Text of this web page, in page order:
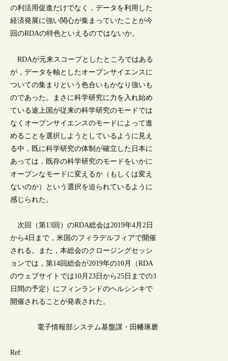
の利活用促進だけでなく，データを利用した
経済発展に強い関心が集まっていたことが今
回のRDAの特色といえるのではないか。
RDAが元来スコープとしたところではある
が，データを軸としたオープンサイエンスに
ついての集まりという色合いもかなり強いも
のであった。まさに科学研究に力を入れ始め
ている途上国が従来の科学研究のモードでは
なくオープンサイエンスのモードによって進
めることを選択しようとしているように見え
る中，既に科学研究の体制が確立した日本に
あっては，既存の科学研究のモードをいかに
オープンなモードに変えるか（もしくは変え
ないのか）という選択を迫られているように
感じられた。
次回（第13回）のRDA総会は2019年4月2日
から4日まで，米国のフィラデルフィアで開催
される。また，本総会のクロージングセッシ
ョンでは，第14回総会が2019年の10月（RDA
のウェブサイトでは10月23日から25日までの3
日間の予定）にフィンランドのヘルシンキで
開催されることが発表された。
電子情報部システム基盤課・田幡琢磨
Ref: